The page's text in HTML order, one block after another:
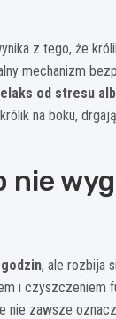
z tego, że
mechanizm
od stresu
na boku,
, ale rozbija
i czyszczeniem
nie zawsze